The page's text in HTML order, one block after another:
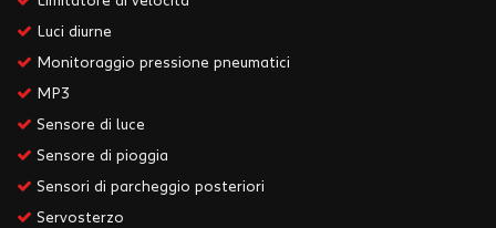
Luci diurne
Monitoraggio pressione pneumatici
MP3
Sensore di luce
Sensore di pioggia
Sensori di parcheggio posteriori
Servosterzo